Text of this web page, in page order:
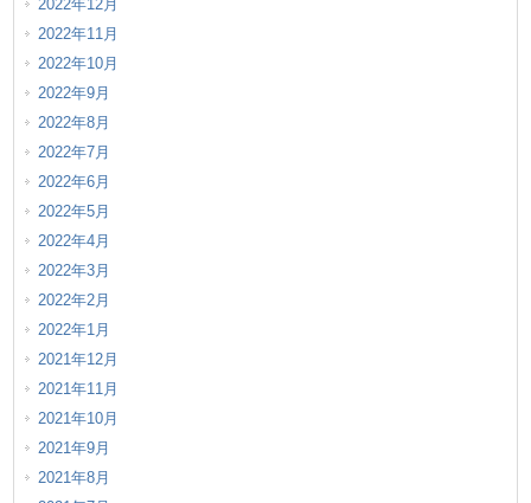
2022年12月
2022年11月
2022年10月
2022年9月
2022年8月
2022年7月
2022年6月
2022年5月
2022年4月
2022年3月
2022年2月
2022年1月
2021年12月
2021年11月
2021年10月
2021年9月
2021年8月